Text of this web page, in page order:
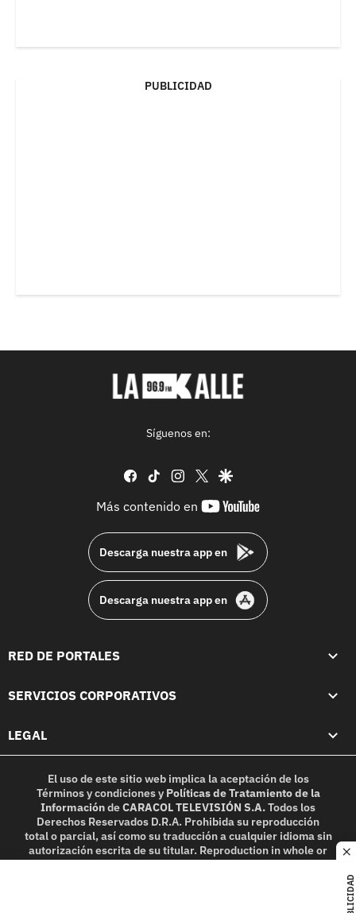
PUBLICIDAD
PUBLICIDAD
Síguenos en:
facebook
tiktok instagram
twittergoogle
Más contenido en
youtube-
Descarga nuestra app en
Descarga nuestra app en
RED DE PORTALES
SERVICIOS CORPORATIVOS
LEGAL
El uso de este sitio web implica la aceptación de los
Términos y condicionesy Políticas de Tratamiento de la
InformacióndeCARACOL TELEVISIÓN S.A.Todos los
Derechos Reservados D.R.A. Prohibida su reproducción
total o parcial, así como su traducción a cualquier idioma sin
autorización escrita de su titular. Reproduction in whole or
in part, or translation without written permission is